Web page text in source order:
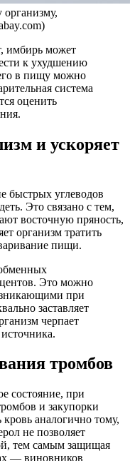
имбирь может
к ухудшению
в пищу можно
система
оценить
и ускоряет
быстрых углеводов
Это связано с тем,
восточную пряность,
организм тратить
пищи.
Это можно
при
заставляет
черпает
тромбов
состояние, при
и закупорки
аналогично тому,
не позволяет
тем самым защищая
— виновников